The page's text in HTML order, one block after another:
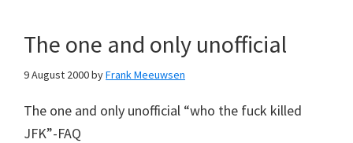
The one and only unofficial
9 August 2000byFrank Meeuwsen
The one and only unofficial “who the fuck killed
JFK”-FAQ